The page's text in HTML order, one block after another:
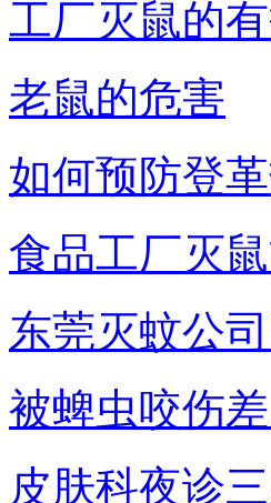
工厂灭鼠的
老鼠的危害
如何预防登
食品工厂灭
东莞灭蚊公
被蜱虫咬伤
皮肤科夜诊